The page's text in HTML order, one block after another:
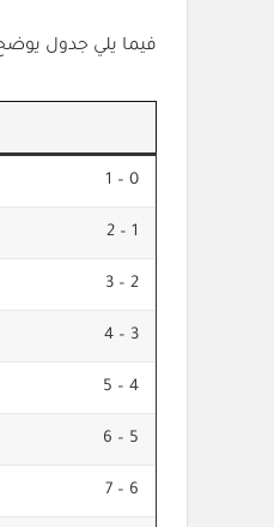
فيما يلي جدول
0 – 1
1 – 2
2 – 3
3 – 4
4 – 5
5 – 6
6 – 7